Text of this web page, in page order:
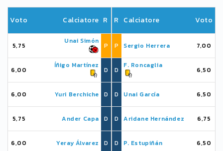
Voto Calciatore R
5,75
Unai Simón
P
6,00
Íñigo Martínez
D
6,00 Yuri Berchiche D
5,75 Ander Capa D
6,00 Yeray Álvarez D
R Calciatore Voto
P Sergio Herrera 7,00
D
F. Roncaglia
6,50
D Unai García 6,50
D Aridane Hernández 6,75
D P. Estupiñán 6,50